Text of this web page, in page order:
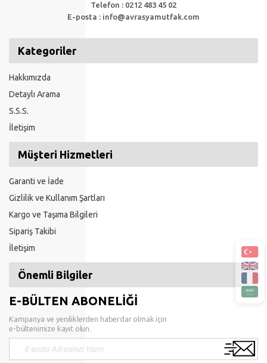
Telefon : 0212 483 45 02
E-posta : info@avrasyamutfak.com
Kategoriler
Hakkımızda
Detaylı Arama
S.S.S.
İletişim
Müşteri Hizmetleri
Garanti ve İade
Gizlilik ve Kullanım Şartları
Kargo ve Taşıma Bilgileri
Sipariş Takibi
İletişim
Önemli Bilgiler
E-BÜLTEN ABONELİĞİ
Kampanya ve yeniliklerden haberdar olmak için
e-bültenimize kayıt olun.